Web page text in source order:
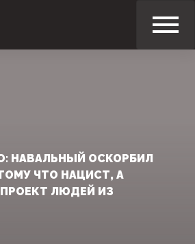
НАВАЛЬНЫЙ ОСКОРБИЛ
ЧТО НАЦИСТ, А
ЛЮДЕЙ ИЗ